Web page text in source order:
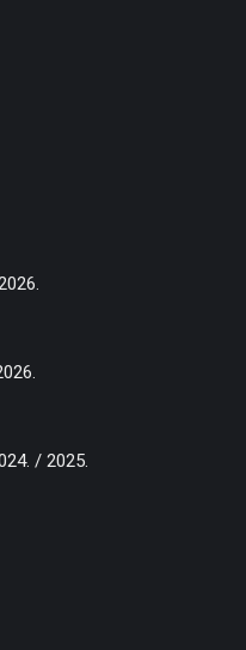
/ 2025.